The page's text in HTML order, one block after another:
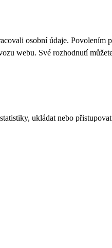
osobní údaje. Povolením
webu. Své rozhodnutí
ukládat nebo